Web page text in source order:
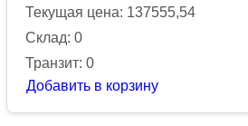
Текущая цена: 137555,54
Склад: 0
Транзит: 0
Добавить в корзину